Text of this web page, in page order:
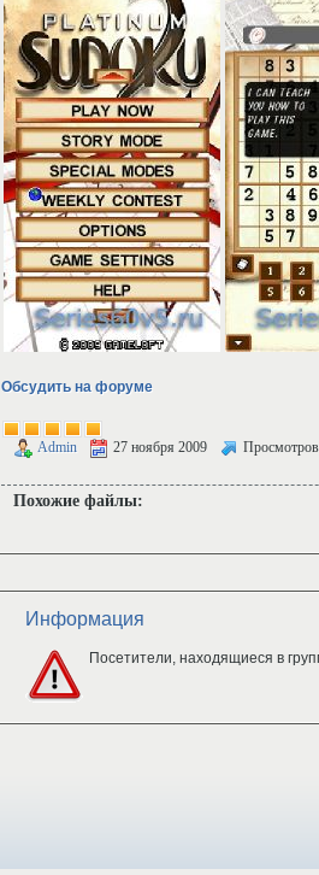
Обсудить на форуме
Admin 27 ноября 2009
Похожие файлы:
Информация
Посетители, находящиеся в